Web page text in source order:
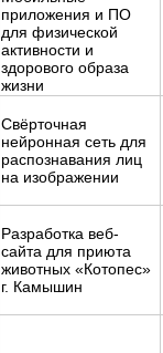
приложения и ПО
для физической
активности и
здорового образа
жизни
Свёрточная
нейронная сеть для
распознавания лиц
на изображении
Разработка веб-
сайта для приюта
животных «Котопес»
г. Камышин